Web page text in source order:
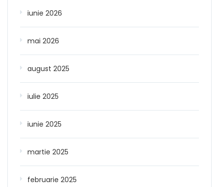
iunie 2026
mai 2026
august 2025
iulie 2025
iunie 2025
martie 2025
februarie 2025